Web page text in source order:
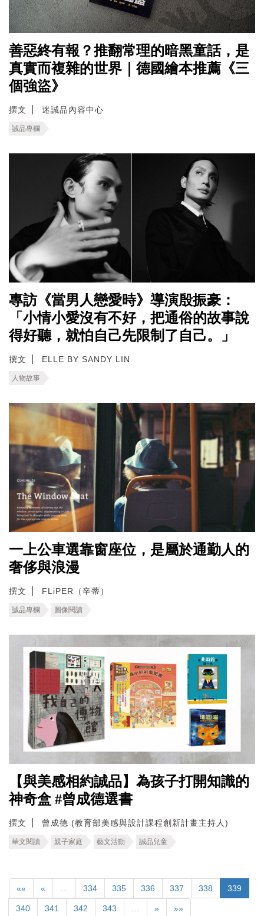
善惡終有報？推翻常理的暗黑童話，是
真實而複雜的世界｜德國繪本推薦《三
個強盜》
撰文 迷誠品內容中心
誠品專欄
專訪《當男人戀愛時》導演殷振豪：
「小情小愛沒有不好，把通俗的故事說
得好聽，就怕自己先限制了自己。」
撰文 ELLE BY SANDY LIN
人物故事
一上公車選靠窗座位，是屬於通勤人的
奢侈與浪漫
撰文 FLiPER（辛蒂）
誠品專欄 圖像閱讀
【與美感相約誠品】為孩子打開知識的
神奇盒 #曾成德選書
撰文 曾成德 (教育部美感與設計課程創新計畫主持人)
華文閱讀 親子家庭 藝文活動 誠品兒童
«« « 334 335 336 337 338 339
340 341 342 343 » »»